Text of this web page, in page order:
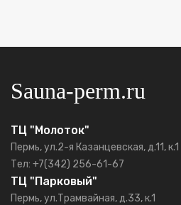
Sauna-perm.ru
ТЦ "Молоток"
Пермь, ул.2-я Казанцевская, д.11, к.1
Тел: +7(342) 256-61-67
ТЦ "Парковый"
Пермь, ул.Трамвайная, д.33, к.1